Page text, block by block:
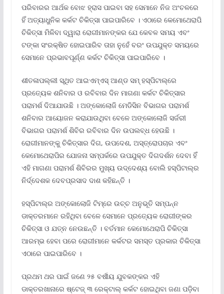
ପରିବାରର ଆର୍ଥକ ବୋଝ ହ୍ରାସ ପାଇବା ସହ ସେମାନେ ନିଜ ଅଂଚଳରେ
ହିଁ ଅତ୍ୟାଧୁନିକ କର୍କଟ ଚିକିତ୍ସା ପାଇପାରିବେ । ଏଠାରେ କେମୋଥେରାପି
ଚିକିତ୍ସା ମିଳିବା ଦ୍ୱାରା ରୋଗୀମାନଙ୍କର ଯେ କେବଳ ସମୟ ଏବଂ
ଟଙ୍କା ସଂରକ୍ଷିତ ହୋଇପାରିବ ତାହା ନୁହେଁ ବରଂ ଉପଯୁକ୍ତ ସମୟରେ
ସେମାନେ ପ୍ରଭାବପୂର୍ଣ୍ଣ କର୍କଟ ଚିକିତ୍ସା ପାଇପାରିବେ ।
ଶୀତଳାପଲ୍ଲୀ ସ୍ଥିତ ଆଇଏମ୍‌ଏସ୍ ଆଣ୍ଡ ସମ୍ ହସ୍ପିଟାଲ୍‌ରେ
ପ୍ରତ୍ୟେକ ଶନିବାର ଓ ରବିବାର ଦିନ ମାଗଣା କର୍କଟ ଚିକିତ୍ସାର
ପରାମର୍ଶ ଦିଆଯାଉଛି । ଅଙ୍କୋଲୋଜି ମେଡିସିନ ବିଭାଗର ପରାମର୍ଶ
ଶନିବାର ଆୟୋଜନ କରାଯାଉଥିବା ବେଳେ ଅଙ୍କୋଲୋଜି ସର୍ଜରୀ
ବିଭାଗର ପରାମର୍ଶ ଶିବିର ରବିବାର ଦିନ ଉପଲବ୍ଧ ହେଉଛି ।
ରୋଗୀମାନଙ୍କୁ ଚିକିତ୍ସାର ଦିଗ, ଉପଦେଶ, ଅସ୍ତ୍ରୋପଚାର ଏବଂ
କେମୋଥେରାପିର ଯୋଜନା ସମ୍ପର୍କରେ ଉପଯୁକ୍ତ ଦିଗଦର୍ଶନ ଦେବା ହିଁ
ଏହି ମାଗଣା ପରାମର୍ଶ ଶିବିରର ମୁଖ୍ୟ ଉଦ୍ଦେଶ୍ୟ ବୋଲି ହସ୍ପିଟାଲ୍‌ର
ନିର୍ଦ୍ଦେଶକ ଦେବପ୍ରସାଦ ଦାଶ କହିଛନ୍ତି ।
ହସ୍ପିଟାଲ୍‌ର ଅଙ୍କୋଲୋଜି ଟିମ୍‌ରେ ଉଚ୍ଚ ଅନୁଭୂତି ସମ୍ପନ୍ନ
ଡାକ୍ତରମାନେ ରହିଥିବା ବେଳେ ସେମାନେ ପ୍ରତ୍ୟେକ ରୋଗୀଙ୍କର
ଚିକିତ୍ସା ଓ ଯତ୍ନ ନେଉଛନ୍ତି । ବର୍ତମାନ କେମୋଥେରାପି ଚିକିତ୍ସା
ଆରମ୍ଭ ହେବା ପରେ ରୋଗୀମାନେ କର୍କଟର ସମସ୍ତ ପ୍ରକାର ଚିକିତ୍ସା
ଏଠାରେ ପାଇପାରିବେ ।
ପ୍ରଥମ ଥର ପାଇଁ ଜଣେ ୨୫ ବର୍ଷୀୟ ଯୁବକଙ୍କର ଏହି
ଡାକ୍ତରଖାନାରେ ଷ୍ଟେଜ୍ ୩ ରେକ୍ଟାଲ୍ କର୍କଟ ହୋଇଥିବା ଜଣା ପଡ଼ିବା